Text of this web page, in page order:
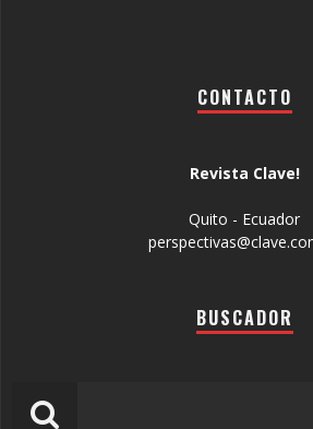
CONTACTO
Revista Clave!
Quito - Ecuador
BUSCADOR